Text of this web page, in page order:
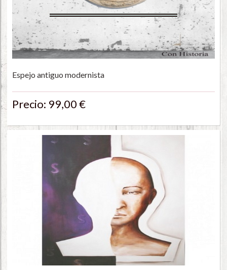
Espejo antiguo modernista
Precio: 99,00 €